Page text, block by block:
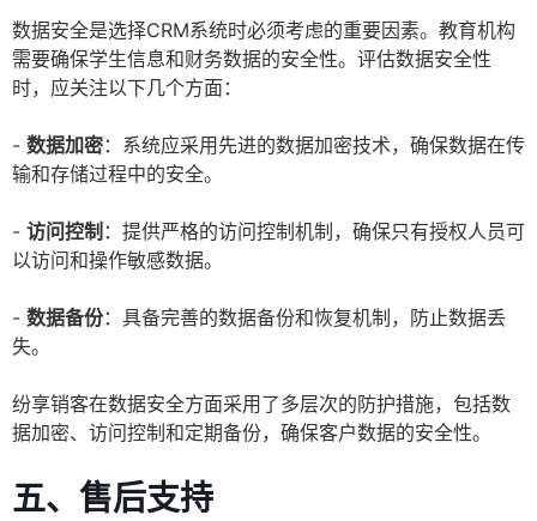
数据安全是选择CRM系统时必须考虑的重要因素。教育机构
需要确保学生信息和财务数据的安全性。评估数据安全性
时，应关注以下几个方面：
- 数据加密：系统应采用先进的数据加密技术，确保数据在传
输和存储过程中的安全。
- 访问控制 ：提供严格的访问控制机制，确保只有授权人员可
以访问和操作敏感数据。
- 数据备份：具备完善的数据备份和恢复机制，防止数据丢
失。
纷享销客在数据安全方面采用了多层次的防护措施，包括数
据加密、访问控制和定期备份，确保客户数据的安全性。
五、售后支持